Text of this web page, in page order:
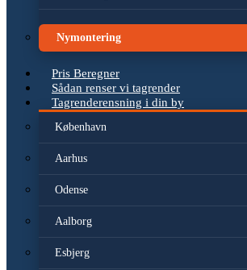
Nymontering
Pris Beregner
Sådan renser vi tagrender
Tagrenderensning i din by
København
Aarhus
Odense
Aalborg
Esbjerg